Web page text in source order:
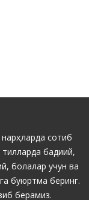
сотиб
бадиий,
болалар учун ва
буюртма беринг.
берамиз.